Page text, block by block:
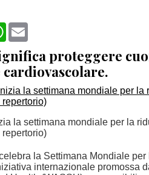
WhatsApp
proteggere
la settimana mondiale per la
la Settimana Mondiale
internazionale promossa